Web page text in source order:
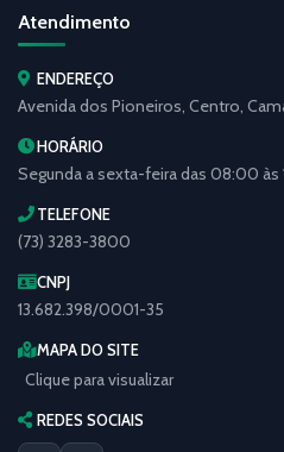
Atendimento
ENDEREÇO
Avenida dos Pioneiros, Centro,
HORÁRIO
Segunda a sexta-feira das 08:00 às
TELEFONE
(73) 3283-3800
CNPJ
13.682.398/0001-35
MAPA DO SITE
Clique para visualizar
REDES SOCIAIS